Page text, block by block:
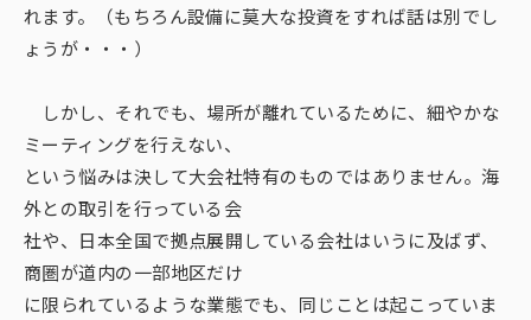
れます。（もちろん設備に莫大な投資をすれば話は別でし
ょうが・・・）
しかし、それでも、場所が離れているために、細やかな
ミーティングを行えない、
という悩みは決して大会社特有のものではありません。海
外との取引を行っている会
社や、日本全国で拠点展開している会社はいうに及ばず、
商圏が道内の一部地区だけ
に限られているような業態でも、同じことは起こっていま